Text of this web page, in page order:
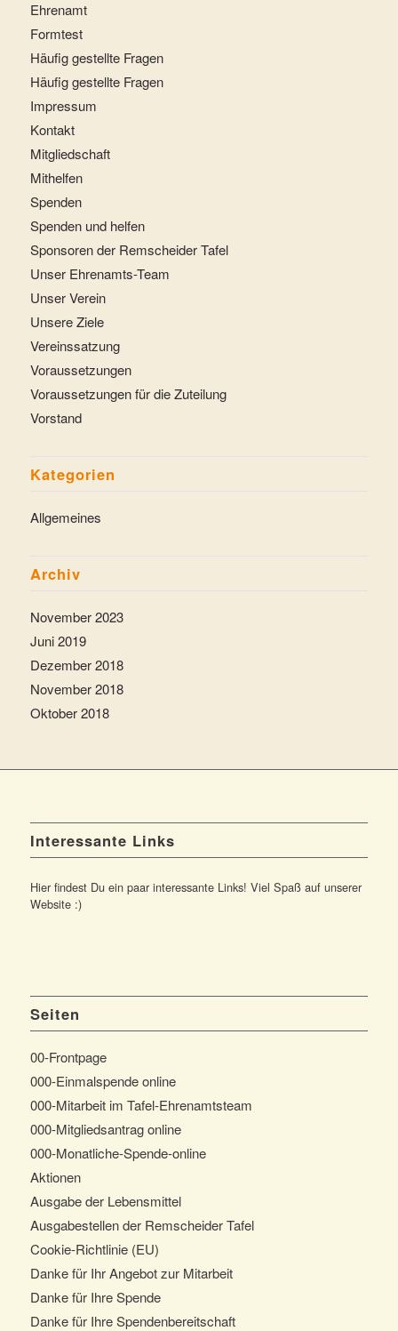
Ehrenamt
Formtest
Häufig gestellte Fragen
Häufig gestellte Fragen
Impressum
Kontakt
Mitgliedschaft
Mithelfen
Spenden
Spenden und helfen
Sponsoren der Remscheider Tafel
Unser Ehrenamts-Team
Unser Verein
Unsere Ziele
Vereinssatzung
Voraussetzungen
Voraussetzungen für die Zuteilung
Vorstand
Kategorien
Allgemeines
Archiv
November 2023
Juni 2019
Dezember 2018
November 2018
Oktober 2018
Interessante Links
Hier findest Du ein paar interessante Links! Viel Spaß auf unserer
Website :)
Seiten
00-Frontpage
000-Einmalspende online
000-Mitarbeit im Tafel-Ehrenamtsteam
000-Mitgliedsantrag online
000-Monatliche-Spende-online
Aktionen
Ausgabe der Lebensmittel
Ausgabestellen der Remscheider Tafel
Cookie-Richtlinie (EU)
Danke für Ihr Angebot zur Mitarbeit
Danke für Ihre Spende
Danke für Ihre Spendenbereitschaft